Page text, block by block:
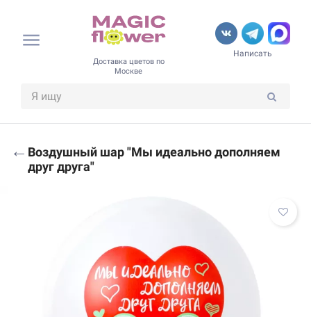
Доставка цветов по
Москве
Написать
← Воздушный шар "Мы идеально дополняем
друг друга"